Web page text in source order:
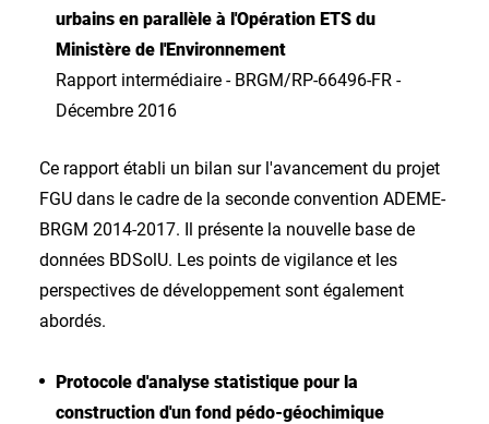
urbains en parallèle à l'Opération ETS du
Ministère de l'Environnement
Rapport intermédiaire - BRGM/RP-66496-FR -
Décembre 2016
Ce rapport établi un bilan sur l'avancement du projet
FGU dans le cadre de la seconde convention ADEME-
BRGM 2014-2017. Il présente la nouvelle base de
données BDSolU. Les points de vigilance et les
perspectives de développement sont également
abordés.
Protocole d'analyse statistique pour la
construction d'un fond pédo-géochimique